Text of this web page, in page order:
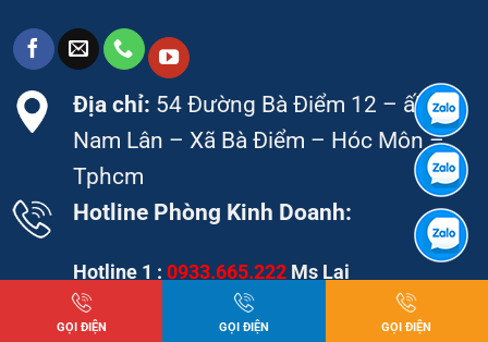
Địa chỉ: 54 Đường Bà Điểm 12 – ấP
Nam Lân – Xã Bà Điểm – Hóc Môn –
Tphcm
Hotline Phòng Kinh Doanh:
Hotline 1 : 0933.665.222 Ms Lai
Hotline 2 : 0909.544.345
GỌI ĐIỆN GỌI ĐIỆN GỌI ĐIỆN